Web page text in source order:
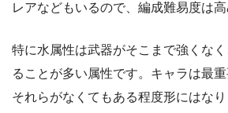
レアなどもいるので、編成難易度は高
特に水属性は武器がそこまで強くな
ることが多い属性です。キャラは最重
それらがなくてもある程度形にはな